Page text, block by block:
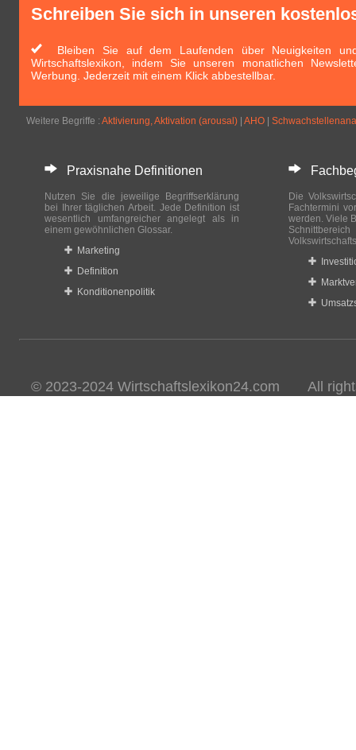
Schreiben Sie sich in unseren
Bleiben Sie auf dem Laufenden über Neuigkeiten
Wirtschaftslexikon, indem Sie unseren monatlichen
Werbung. Jederzeit mit einem Klick abbestellbar.
Weitere Begriffe : Aktivierung, Aktivation (arousal) AHO
Praxisnahe Definitionen
Nutzen Sie die jeweilige Begriffserklärung
bei Ihrer täglichen Arbeit. Jede Definition ist
wesentlich umfangreicher angelegt als in
einem gewöhnlichen Glossar.
Marketing
Definition
Konditionenpolitik
Die
Fachtermini
werden. Viele
© 2023-2024 Wirtschaftslexikon24.com All